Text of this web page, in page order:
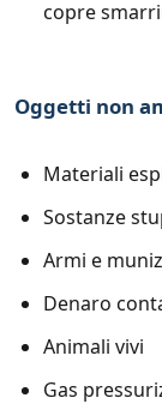
copre
Oggetti non
Materiali
Sostanze
Armi e
Denaro
Animali vivi
Gas